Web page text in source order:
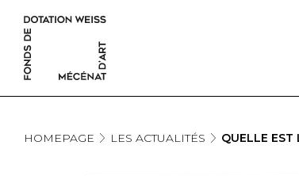
HOMEPAGE LES ACTUALITÉS QUELLE EST